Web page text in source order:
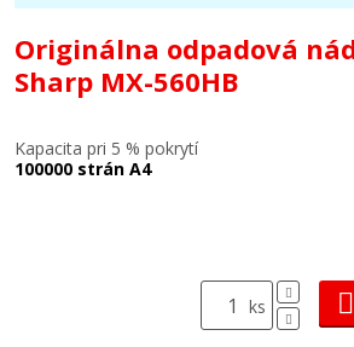
Originálna odpadová
Sharp MX-560HB
Kapacita pri 5 % pokrytí
100000 strán A4
ks